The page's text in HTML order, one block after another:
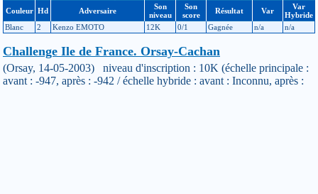
Couleur Hd Adversaire
Son
niveau
Son
score
Résultat Var
Var
Hybride
Blanc
2 Kenzo EMOTO 12K 0/1 Gagnée n/a n/a
Challenge Ile de France. Orsay-Cachan
(Orsay, 14-05-2003) niveau d'inscription : 10K (échelle principale :
avant : -947, après : -942 / échelle hybride : avant : Inconnu, après :